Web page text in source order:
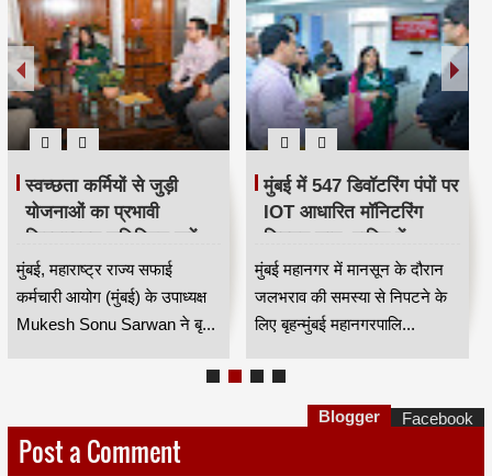
स्वच्छता कर्मियों से जुड़ी
योजनाओं का प्रभावी
क्रियान्वयन सुनिश्चित करें —
महाराष्ट्र राज्य सफाई
कर्मचारी आयोग के उपाध्यक्ष
मुकेश सोनू सरवान HKA
मुंबई, महाराष्ट्र राज्य सफाई
कर्मचारी आयोग (मुंबई) के उपाध्यक्ष
Mukesh Sonu Sarwan ने बृ...
मुंबई में 547 डिवॉटरिंग पंपों पर
IOT आधारित मॉनिटरिंग
सिस्टम लागू, बारिश में
जलभराव नियंत्रण होगा
अधिक प्रभावी
मुंबई महानगर में मानसून के दौरान
जलभराव की समस्या से निपटने के
लिए बृहन्मुंबई महानगरपालि...
Post a Comment
Blogger Facebook